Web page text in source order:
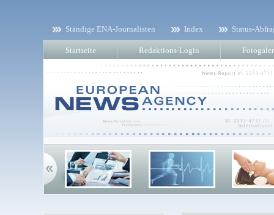
Ständige ENA-Journalisten Index Status-
Startseite Redaktions-Login